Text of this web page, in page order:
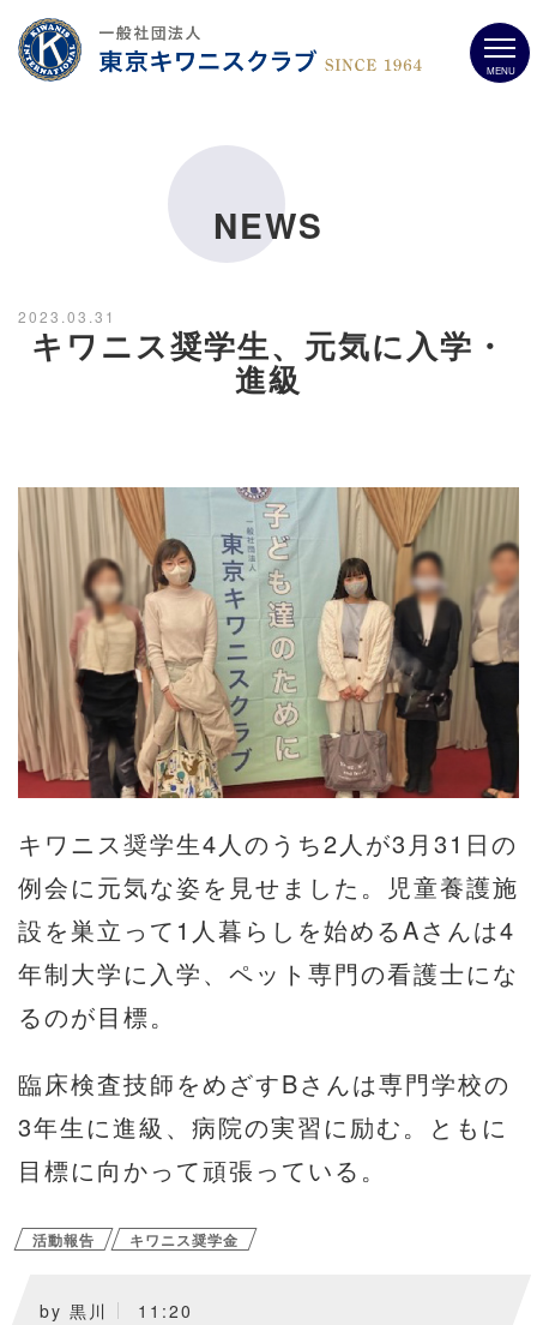
MENU
NEWS
2023.03.31
キワニス奨学生、元気に入学・
進級
キワニス奨学生4人のうち2人が3月31日の
例会に元気な姿を見せました。児童養護施
設を巣立って1人暮らしを始めるAさんは4
年制大学に入学、ペット専門の看護士にな
るのが目標。
臨床検査技師をめざすBさんは専門学校の
3年生に進級、病院の実習に励む。ともに
目標に向かって頑張っている。
活動報告 キワニス奨学金
by 黒川 11:20